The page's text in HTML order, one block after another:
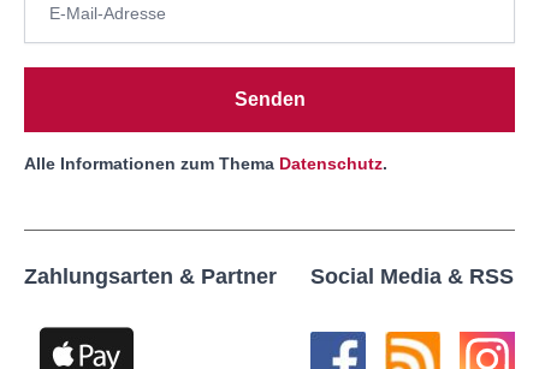
Senden
Alle Informationen zum Thema Datenschutz.
Zahlungsarten & Partner Social Media & RSS